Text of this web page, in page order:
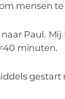
mensen te
naar Paul.
minuten.
gestart